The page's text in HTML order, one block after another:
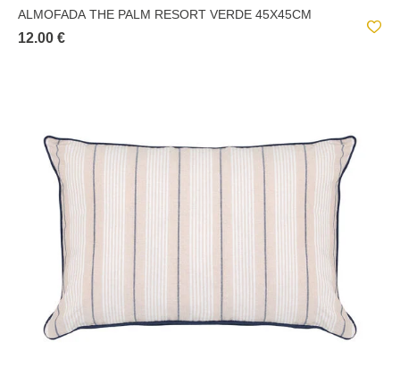
ALMOFADA THE PALM RESORT VERDE 45X45CM
12.00 €